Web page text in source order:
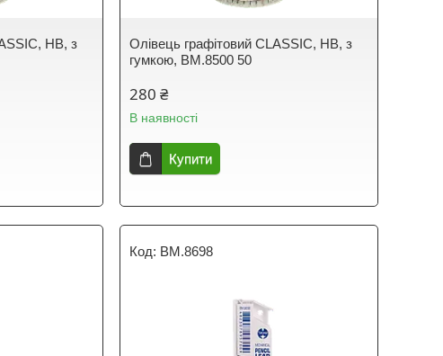
HB, з
Олівець графітовий CLASSIC, HB, з
гумкою, BM.8500 50
280 ₴
В наявності
Купити
BM.8698